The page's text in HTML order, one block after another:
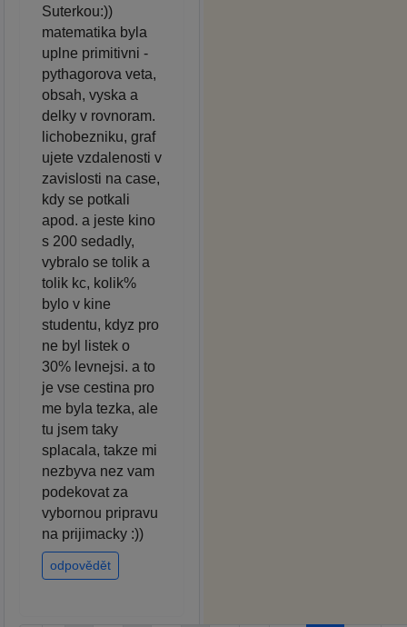
Suterkou:))
matematika byla
uplne primitivni -
pythagorova veta,
obsah, vyska a
delky v rovnoram.
lichobezniku, graf
ujete vzdalenosti v
zavislosti na case,
kdy se potkali
apod. a jeste kino
s 200 sedadly,
vybralo se tolik a
tolik kc, kolik%
bylo v kine
studentu, kdyz pro
ne byl listek o
30% levnejsi. a to
je vse cestina pro
me byla tezka, ale
tu jsem taky
splacala, takze mi
nezbyva nez vam
podekovat za
vybornou pripravu
na prijimacky :))
odpovědět